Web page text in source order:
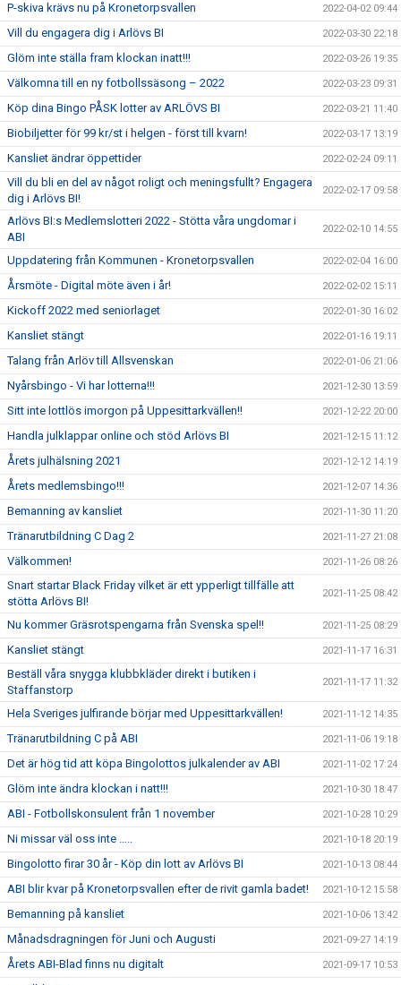
P-skiva krävs nu på Kronetorpsvallen 2022-04-02 09:44
Vill du engagera dig i Arlövs BI 2022-03-30 22:18
Glöm inte ställa fram klockan inatt!!! 2022-03-26 19:35
Välkomna till en ny fotbollssäsong – 2022 2022-03-23 09:31
Köp dina Bingo PÅSK lotter av ARLÖVS BI 2022-03-21 11:40
Biobiljetter för 99 kr/st i helgen - först till kvarn! 2022-03-17 13:19
Kansliet ändrar öppettider 2022-02-24 09:11
Vill du bli en del av något roligt och meningsfullt? Engagera
dig i Arlövs BI!
2022-02-17 09:58
Arlövs BI:s Medlemslotteri 2022 - Stötta våra ungdomar i
ABI
2022-02-10 14:55
Uppdatering från Kommunen - Kronetorpsvallen 2022-02-04 16:00
Årsmöte - Digital möte även i år! 2022-02-02 15:11
Kickoff 2022 med seniorlaget 2022-01-30 16:02
Kansliet stängt 2022-01-16 19:11
Talang från Arlöv till Allsvenskan 2022-01-06 21:06
Nyårsbingo - Vi har lotterna!!! 2021-12-30 13:59
Sitt inte lottlös imorgon på Uppesittarkvällen!! 2021-12-22 20:00
Handla julklappar online och stöd Arlövs BI 2021-12-15 11:12
Årets julhälsning 2021 2021-12-12 14:19
Årets medlemsbingo!!! 2021-12-07 14:36
Bemanning av kansliet 2021-11-30 11:20
Tränarutbildning C Dag 2 2021-11-27 21:08
Välkommen! 2021-11-26 08:26
Snart startar Black Friday vilket är ett ypperligt tillfälle att
stötta Arlövs BI!
2021-11-25 08:42
Nu kommer Gräsrotspengarna från Svenska spel!! 2021-11-25 08:29
Kansliet stängt 2021-11-17 16:31
Beställ våra snygga klubbkläder direkt i butiken i
Staffanstorp
2021-11-17 11:32
Hela Sveriges julfirande börjar med Uppesittarkvällen! 2021-11-12 14:35
Tränarutbildning C på ABI 2021-11-06 19:18
Det är hög tid att köpa Bingolottos julkalender av ABI 2021-11-02 17:24
Glöm inte ändra klockan i natt!!! 2021-10-30 18:47
ABI - Fotbollskonsulent från 1 november 2021-10-28 10:29
Ni missar väl oss inte ….. 2021-10-18 20:19
Bingolotto firar 30 år - Köp din lott av Arlövs BI 2021-10-13 08:44
ABI blir kvar på Kronetorpsvallen efter de rivit gamla badet! 2021-10-12 15:58
Bemanning på kansliet 2021-10-06 13:42
Månadsdragningen för Juni och Augusti 2021-09-27 14:19
Årets ABI-Blad finns nu digitalt 2021-09-17 10:53